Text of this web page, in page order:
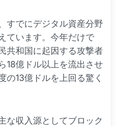
すでにデジタル資産分野
ています。今年だけで
共和国に起因する攻撃者
18億ドル以上を流出させ
の13億ドルを上回る驚く
な収入源としてブロック